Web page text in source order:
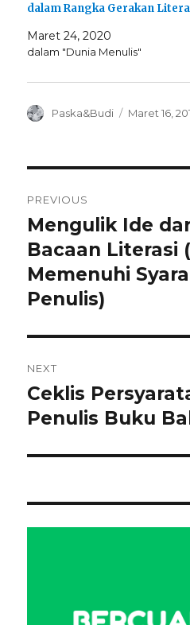
dalam Rangka Gerakan
Maret 24, 2020
dalam "Dunia Menulis"
Author
Paska&Budi
Posted
Maret 16,
pos
PREVIOUS
Previous
post:
Mengulik Ide
Bacaan Literasi
Memenuhi
Penulis)
NEXT
Next
post:
Ceklis
Penulis Buku